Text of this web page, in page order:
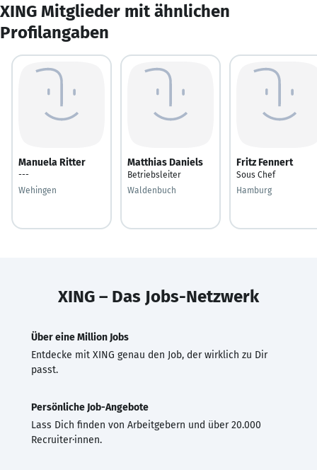
XING Mitglieder mit ähnlichen
Profilangaben
Manuela Ritter
---
Wehingen
Matthias Daniels
Betriebsleiter
Waldenbuch
Fritz Fennert
Sous Chef
Hamburg
XING – Das Jobs-Netzwerk
Über eine Million Jobs
Entdecke mit XING genau den Job, der wirklich zu Dir
passt.
Persönliche Job-Angebote
Lass Dich finden von Arbeitgebern und über 20.000
Recruiter·innen.